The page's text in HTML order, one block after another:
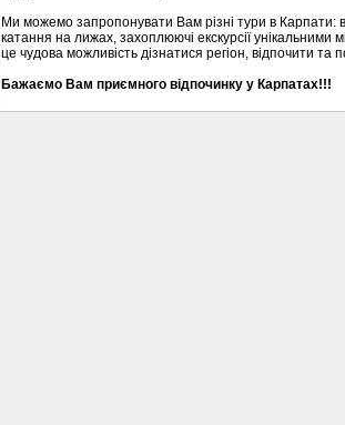
Ми можемо запропонувати Вам різні тури в Карпати:
катання на лижах, захоплюючі екскурсії
це чудова можливість дізнатися регіон, відпочити та
Бажаємо Вам приємного відпочинку у Карпатах!!!